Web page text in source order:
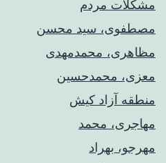
مشکلات مردم
مصطفوی، سید محسن
مظاهری، محمدمهدی
معزی، محمدحسین
منطقه آزاد کیش
مهاجری، محمد
مهرجو، بهراد